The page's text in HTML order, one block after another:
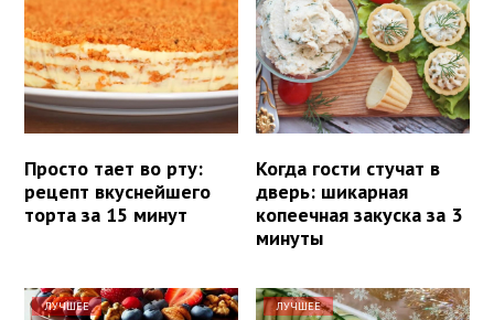
Просто тает во рту:
рецепт вкуснейшего
торта за 15 минут
Когда гости стучат в
дверь: шикарная
копеечная закуска за 3
минуты
ЛУЧШЕЕ ЛУЧШЕЕ